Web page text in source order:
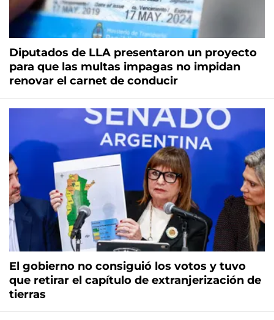
Diputados de LLA presentaron un proyecto
para que las multas impagas no impidan
renovar el carnet de conducir
El gobierno no consiguió los votos y tuvo
que retirar el capítulo de extranjerización de
tierras